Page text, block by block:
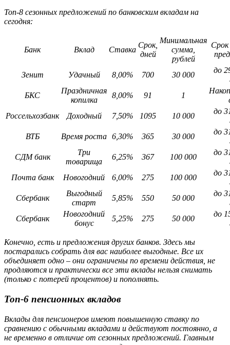
Топ-8 сезонных предложений по банковским вкладам на
сегодня:
Банк Вклад Ставка
Срок,
дней
Минимальная
сумма,
рублей
Срок
Зенит Удачный 8,00% 700 30 000
до
БКС
Праздничная
копилка
8,00% 91 1
Россельхозбанк
Доходный 7,50% 1095 10 000
до
ВТБ
Время роста 6,30% 365 30 000
до
СДМ банк
Три
товарища
6,25% 367 100 000
до
Почта банк
Новогодний 6,00% 275 100 000
до
Сбербанк
Выгодный
старт
5,85% 550 50 000
до
Сбербанк
Новогодний
бонус
5,25% 275 50 000
до
Конечно, есть и предложения других банков. Здесь мы
постарались собрать для вас наиболее выгодные. Все их
объединяет одно – они ограничены по времени действия, не
продляются и практически все эти вклады нельзя снимать
(только с потерей процентов) и пополнять.
Топ-6 пенсионных вкладов
Вклады для пенсионеров имеют повышенную ставку по
сравнению с обычными вкладами и действуют постоянно, а
не временно в отличие от сезонных предложений. Главным